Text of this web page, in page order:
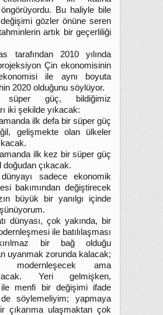
öngörüyordu. Bu haliyle bile
gözler önüne seren
artık bir geçerliliği
tarafından 2010 yılında
Çin ekonomisinin
ile aynı boyuta
2020 olduğunu söylüyor.
güç, bildiğimiz
iki şekilde yıkacak:
ilk defa bir süper güç
gelişmekte olan ülkeler
ilk kez bir süper güç
doğudan çıkacak.
sadece ekonomik
bakımından değiştirecek
büyük bir yanılgı içinde
dünyası, çok yakında, bir
ile batılılaşması
bir bağ olduğu
uyanmak zorunda kalacak;
ama
Yeri gelmişken,
ile menfi bir değişimi ifade
söylemeliyim; yapmaya
çıkarıma ulaşmaktan çok